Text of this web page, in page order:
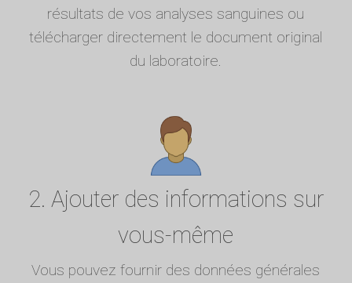
résultats de vos analyses sanguines ou
télécharger directement le document original
du laboratoire.
2. Ajouter des informations sur
vous-même
Vous pouvez fournir des données générales